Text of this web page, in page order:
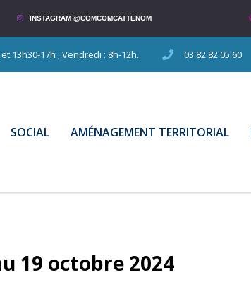
INSTAGRAM @COMCOMCATTENOM
13h30-17h ; Vendredi : 8h-12h. 03 82 82 05 60
SOCIAL AMÉNAGEMENT TERRITORIAL
19 octobre 2024